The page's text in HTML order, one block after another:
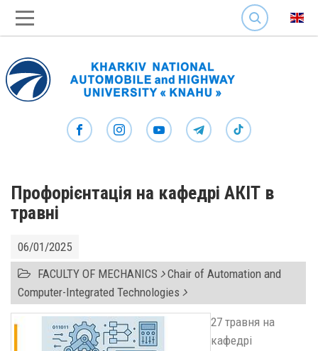
SEARCH
Профорієнтація на кафедрі АКІТ в
травні
06/01/2025
FACULTY OF MECHANICS Chair of Automation and
Computer-Integrated Technologies
27 травня на
кафедрі